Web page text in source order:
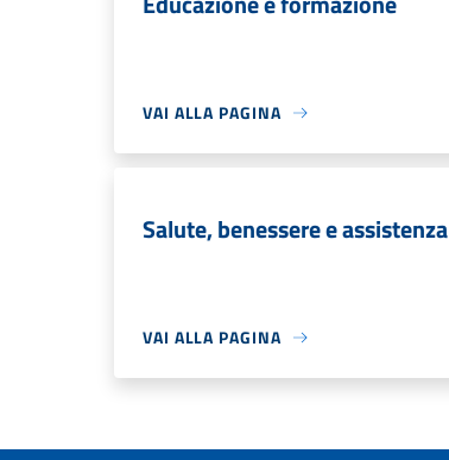
VAI ALLA PAGINA
Salute, benessere e assistenza
VAI ALLA PAGINA